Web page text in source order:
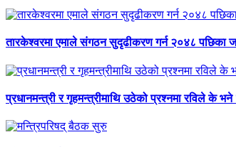
तारकेश्वरमा एमाले संगठन सुदृढीकरण गर्न २०४८ पछिका
प्रधानमन्त्री र गृहमन्त्रीमाथि उठेको प्रश्नमा रविले के भने